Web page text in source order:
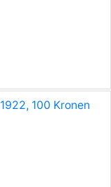
1922, 100 Kronen